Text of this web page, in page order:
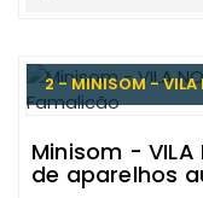
2 - MINISOM - VILA
Minisom - VILA
de aparelhos